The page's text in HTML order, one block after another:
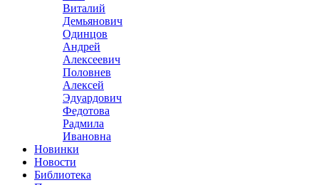
Виталий
Демьянович
Одинцов
Андрей
Алексеевич
Половнев
Алексей
Эдуардович
Федотова
Радмила
Ивановна
Новинки
Новости
Библиотека